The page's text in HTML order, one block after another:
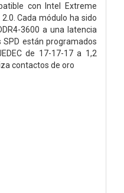
con Intel Extreme
2.0. Cada módulo ha sido
3600 a una latencia
SPD están programados
de 17-17-17 a 1,2
contactos de oro